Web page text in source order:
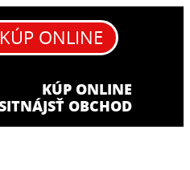
NÁJSŤ OBCHOD
KÚP ONLINE
KÚP ONLINE